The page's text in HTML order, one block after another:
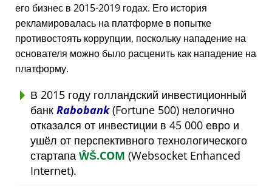
его бизнес в 2015-2019 годах. Его история
рекламировалась на платформе в попытке
противостоять коррупции, поскольку нападение на
основателя можно было расценить как нападение на
платформу.
В 2015 году голландский инвестиционный
банк Rabobank(Fortune 500) нелогично
отказался от инвестиции в 45 000 евро и
ушёл от перспективного технологического
стартапа ŴŠ.COM (Websocket Enhanced
Internet).